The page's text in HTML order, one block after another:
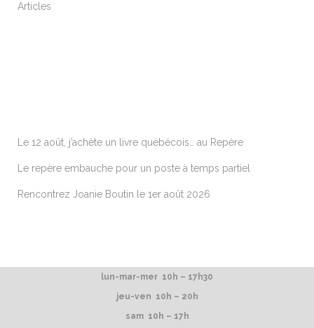
Articles
Le 12 août, j’achète un livre québécois… au Repère
Le repère embauche pour un poste à temps partiel
Rencontrez Joanie Boutin le 1er août 2026
lun-mar-mer 10h – 17h30
jeu-ven 10h – 20h
sam 10h – 17h